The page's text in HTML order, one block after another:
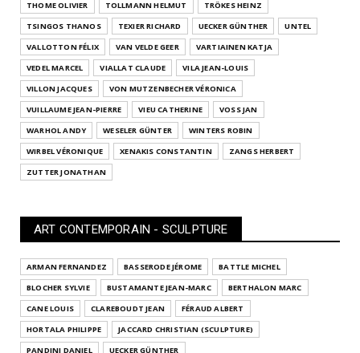
THOME OLIVIER
TOLLMANN HELMUT
TRÖKES HEINZ
TSINGOS THANOS
TEXIER RICHARD UECKER GÜNTHER
UNTEL
VALLOTTON FÉLIX
VAN VELDE GEER
VARTIAINEN KATJA
VEDEL MARCEL
VIALLAT CLAUDE
VILA JEAN-LOUIS
VILLON JACQUES
VON MUTZENBECHER VÉRONICA
VUILLAUME JEAN-PIERRE
VIEU CATHERINE
VOSS JAN
WARHOL ANDY
WESELER GÜNTER
WINTERS ROBIN
WIRBEL VÉRONIQUE
XENAKIS CONSTANTIN
ZANGS HERBERT
ZUTTER JONATHAN
ART CONTEMPORAIN - SCULPTURE
ARMAN FERNANDEZ BASSERODE JÉROME
BATTLE MICHEL
BLOCHER SYLVIE
BUSTAMANTE JEAN-MARC
BERTHALON MARC
CANE LOUIS
CLAREBOUDT JEAN
FÉRAUD ALBERT
HORTALA PHILIPPE
JACCARD CHRISTIAN (SCULPTURE)
PANDINI DANIEL
UECKER GÜNTHER